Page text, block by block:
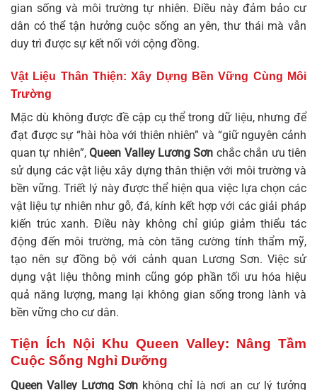
gian sống và môi trường tự nhiên. Điều này đảm bảo cư
dân có thể tận hưởng cuộc sống an yên, thư thái mà vẫn
duy trì được sự kết nối với cộng đồng.
Vật Liệu Thân Thiện: Xây Dựng Bền Vững Cùng Môi
Trường
Mặc dù không được đề cập cụ thể trong dữ liệu, nhưng để
đạt được sự “hài hòa với thiên nhiên” và “giữ nguyên cảnh
quan tự nhiên”,Queen Valley Lương Sơn chắc chắn ưu tiên
sử dụng các vật liệu xây dựng thân thiện với môi trường và
bền vững. Triết lý này được thể hiện qua việc lựa chọn các
vật liệu tự nhiên như gỗ, đá, kính kết hợp với các giải pháp
kiến trúc xanh. Điều này không chỉ giúp giảm thiểu tác
động đến môi trường, mà còn tăng cường tính thẩm mỹ,
tạo nên sự đồng bộ với cảnh quan Lương Sơn. Việc sử
dụng vật liệu thông minh cũng góp phần tối ưu hóa hiệu
quả năng lượng, mang lại không gian sống trong lành và
bền vững cho cư dân.
Tiện Ích Nội Khu Queen Valley: Nâng Tầm
Cuộc Sống Nghỉ Dưỡng
Queen Valley Lương Sơn không chỉ là nơi an cư lý tưởng